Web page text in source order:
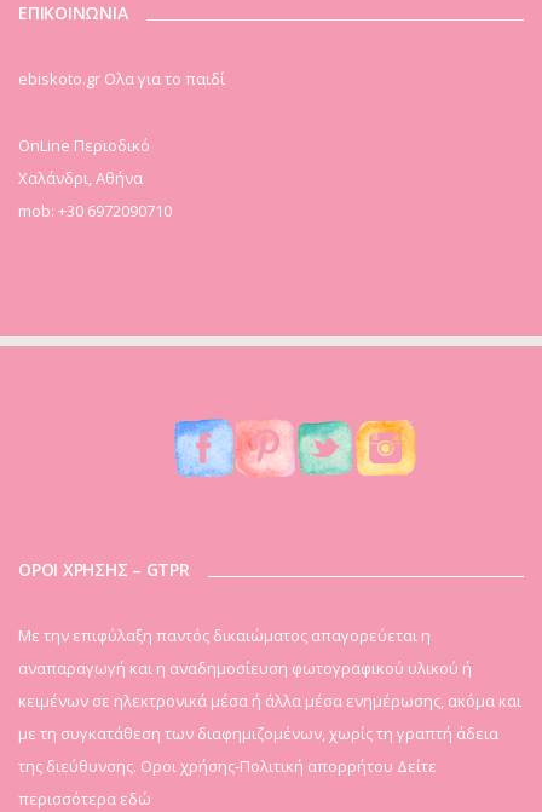
ΕΠΙΚΟΙΝΩΝΙΑ
ebiskoto.gr Ολα για το παιδί
OnLine Περιοδικό
Χαλάνδρι, Αθήνα
mob: +30 6972090710
ΟΡΟΙ ΧΡΗΣΗΣ – GTPR
Mε την επιφύλαξη παντός δικαιώματος απαγορεύεται η
αναπαραγωγή και η αναδημοσίευση φωτογραφικού υλικού ή
κειμένων σε ηλεκτρονικά μέσα ή άλλα μέσα ενημέρωσης, ακόμα και
με τη συγκατάθεση των διαφημιζομένων, χωρίς τη γραπτή άδεια
της διεύθυνσης. Οροι χρήσης-Πολιτική απορρήτου Δείτε
περισσότερα εδώ